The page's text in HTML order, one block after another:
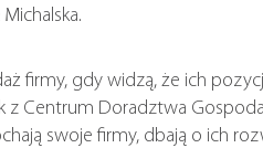
firmy, gdy widzą, że ich
z Centrum Doradztwa
swoje firmy, dbają o ich